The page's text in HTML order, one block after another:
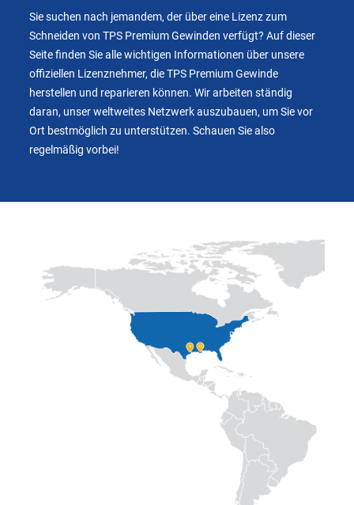
Sie suchen nach jemandem, der über eine Lizenz zum
Schneiden von TPS Premium Gewinden verfügt? Auf dieser
Seite finden Sie alle wichtigen Informationen über unsere
offiziellen Lizenznehmer, die TPS Premium Gewinde
herstellen und reparieren können. Wir arbeiten ständig
daran, unser weltweites Netzwerk auszubauen, um Sie vor
Ort bestmöglich zu unterstützen. Schauen Sie also
regelmäßig vorbei!